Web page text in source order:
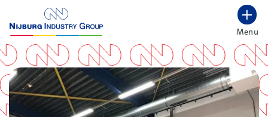
overslaan
Hoog contrast wisselen
Menu